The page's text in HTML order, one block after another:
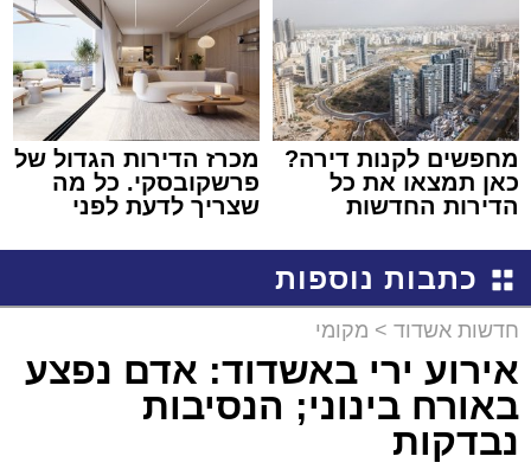
מחפשים לקנות דירה?
כאן תמצאו את כל
הדירות החדשות
מכרז הדירות הגדול של
פרשקובסקי. כל מה
שצריך לדעת לפני
באשדוד
כתבות נוספות
חדשות אשדוד > מקומי
אירוע ירי באשדוד: אדם נפצע
באורח בינוני; הנסיבות
נבדקות